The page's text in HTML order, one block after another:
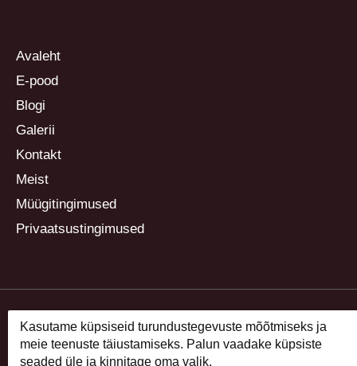
Avaleht
E-pood
Blogi
Galerii
Kontakt
Meist
Müügitingimused
Privaatsustingimused
Kasutame küpsiseid turundustegevuste mõõtmiseks ja
meie teenuste täiustamiseks. Palun vaadake küpsiste
seaded üle ja kinnitage oma valik.